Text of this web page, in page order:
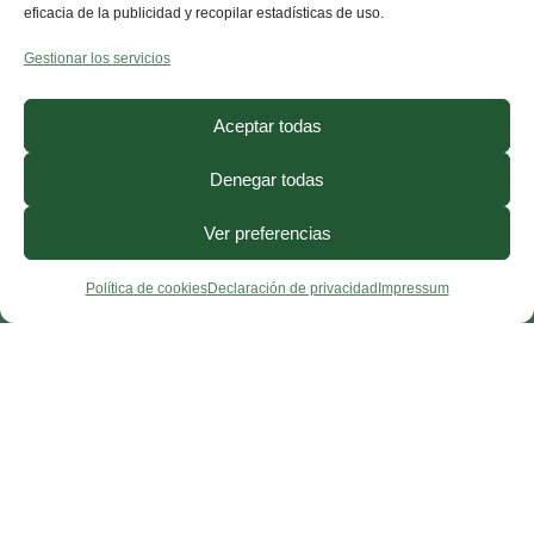
eficacia de la publicidad y recopilar estadísticas de uso.
Gestionar los servicios
Aceptar todas
Denegar todas
Ver preferencias
Política de cookiesDeclaración de privacidad Impressum
Sabrina